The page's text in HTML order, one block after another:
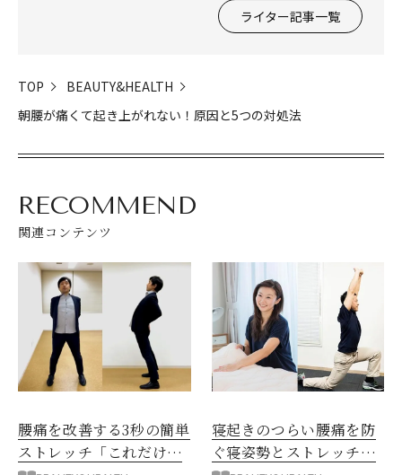
ライター記事一覧
TOP
BEAUTY&HEALTH
朝腰が痛くて起き上がれない！原因と5つの対処法
RECOMMEND
関連コンテンツ
腰痛を改善する3秒の簡単
ストレッチ「これだけ体
寝起きのつらい腰痛を防
ぐ寝姿勢とストレッチを